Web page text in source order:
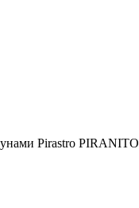
Pirastro PIRANITO